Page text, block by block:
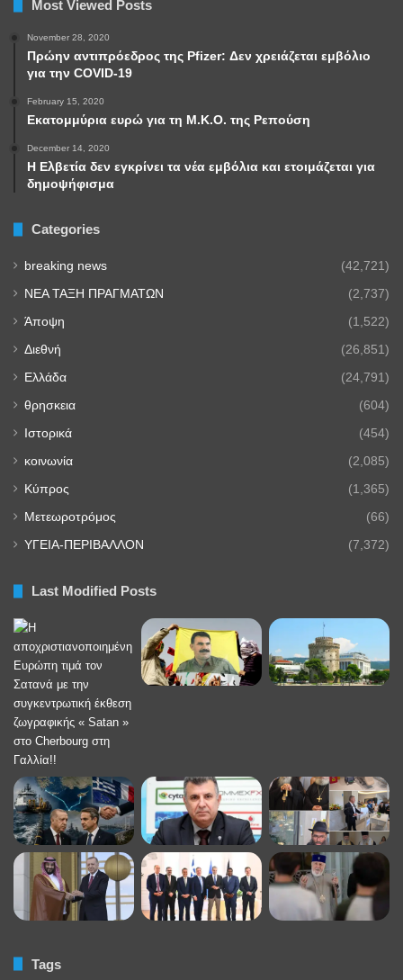
Most Viewed Posts
November 28, 2020
Πρώην αντιπρόεδρος της Pfizer: Δεν χρειάζεται εμβόλιο
για την COVID-19
February 15, 2020
Εκατομμύρια ευρώ για τη Μ.Κ.Ο. της Ρεπούση
December 14, 2020
Η Ελβετία δεν εγκρίνει τα νέα εμβόλια και ετοιμάζεται για
δημοψήφισμα
Categories
breaking news (42,721)
NEA TAΞΗ ΠΡΑΓΜΑΤΩΝ (2,737)
Άποψη (1,522)
Διεθνή (26,851)
Ελλάδα (24,791)
θρησκεια (604)
Ιστορικά (454)
κοινωνία (2,085)
Κύπρος (1,365)
Μετεωροτρόμος (66)
ΥΓΕΙΑ-ΠΕΡΙΒΑΛΛΟΝ (7,372)
Last Modified Posts
Tags